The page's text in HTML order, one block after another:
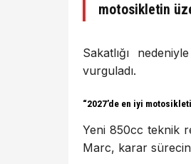
motosikletin
Sakatlığı
vurguladı.
“2027’de en iyi
Yeni 850cc teknik
Marc, karar